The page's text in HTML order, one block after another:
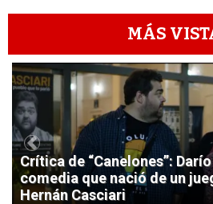
MÁS
1
Crítica de “Canelones”:
comedia que nació de un
Hernán Casciari
Previous